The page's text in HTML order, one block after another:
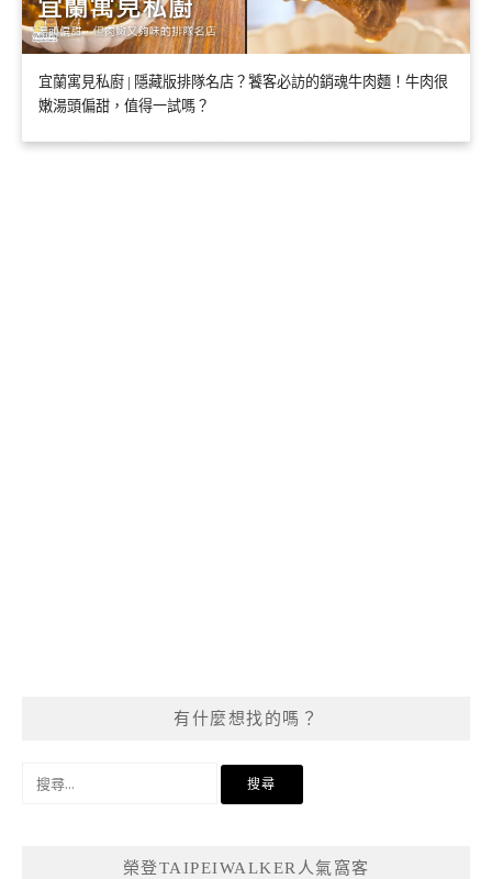
宜蘭寓見私廚 | 隱藏版排隊名店？饕客必訪的銷魂牛肉麵！牛肉很
嫩湯頭偏甜，值得一試嗎？
有什麼想找的嗎？
榮登TAIPEIWALKER人氣窩客